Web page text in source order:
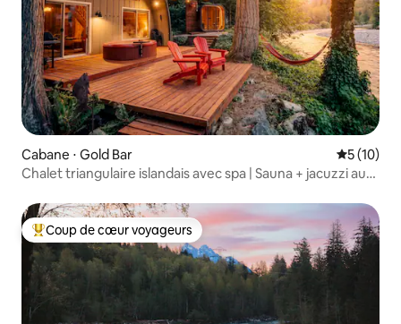
Cabane ⋅ Gold Bar
5 (10)
Chalet triangulaire islandais avec spa | Sauna + jacuzzi au
Coups de cœur voyageurs les plus appréciés
Coup de cœur voyageurs